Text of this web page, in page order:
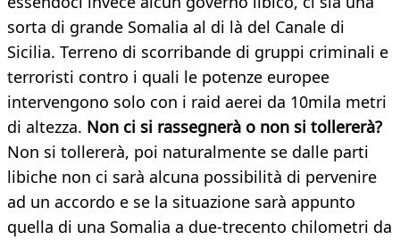
sorta di grande Somalia al di là del Canale di
Sicilia. Terreno di scorribande di gruppi criminali e
terroristi contro i quali le potenze europee
intervengono solo con i raid aerei da 10mila metri
di altezza. Non ci si rassegnerà o non si tollererà?
Non si tollererà, poi naturalmente se dalle parti
libiche non ci sarà alcuna possibilità di pervenire
ad un accordo e se la situazione sarà appunto
quella di una Somalia a due-trecento chilometri da